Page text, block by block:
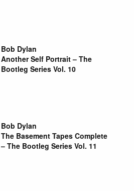
Bob Dylan
Another Self Portrait – The
Bootleg Series Vol. 10
Bob Dylan
The Basement Tapes Complete
– The Bootleg Series Vol. 11